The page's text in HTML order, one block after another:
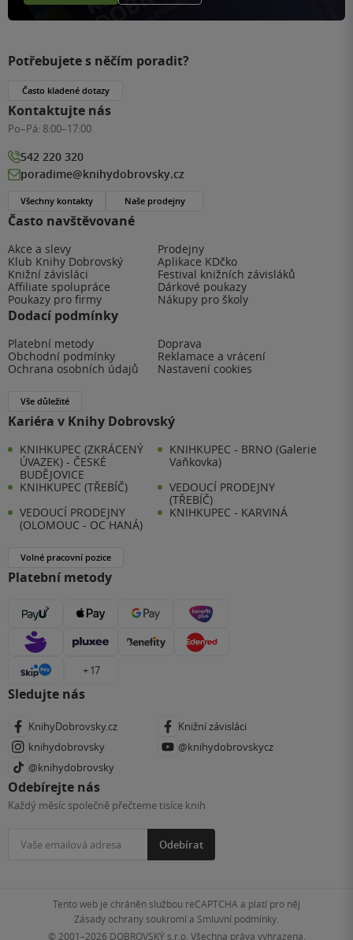
Často navštěvované
Akce a slevy
Prodejny
Klub Knihy Dobrovský
Aplikace KDčko
Knižní závisláci
Festival knižních závisláků
Affiliate spolupráce
Dárkové poukazy
Poukazy pro firmy
Nákupy pro školy
Dodací podmínky
Platební metody
Doprava
Obchodní podmínky
Reklamace a vrácení
Ochrana osobních údajů
Nastavení cookies
Vše důležité
Kariéra v Knihy Dobrovský
KNIHKUPEC (ZKRÁCENÝ
ÚVAZEK) - ČESKÉ
BUDĚJOVICE
KNIHKUPEC - BRNO (Galerie
Vaňkovka)
KNIHKUPEC (TŘEBÍČ)
VEDOUCÍ PRODEJNY
(TŘEBÍČ)
VEDOUCÍ PRODEJNY
(OLOMOUC - OC HANÁ)
KNIHKUPEC - KARVINÁ
Volné pracovní pozice
Platební metody
+ 17
Sledujte nás
KnihyDobrovsky.cz
Knižní závisláci
knihydobrovsky
@knihydobrovskycz
@knihydobrovsky
Odebírejte nás
Každý měsíc společně přečteme tisíce knih
Odebírat
Potřebujete s něčím poradit?
Často kladené dotazy
Kontaktujte nás
Po–Pá: 8:00–17:00
542 220 320
poradime@knihydobrovsky.cz
Všechny kontakty Naše prodejny
Tento web je chráněn službou reCAPTCHA a platí pro něj
Zásady ochrany soukromía Smluvní podmínky
© 2001–2026 DOBROVSKÝ s.r.o. Všechna práva vyhrazena.